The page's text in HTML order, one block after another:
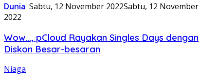
Dunia Sabtu, 12 November 2022Sabtu, 12 November
2022
Wow…, pCloud Rayakan Singles Days dengan
Diskon Besar-besaran
Niaga